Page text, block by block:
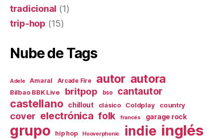
tradicional (1)
trip-hop (15)
Nube de Tags
Adele Amaral Arcade Fire autor autora
Bilbao BBK Live britpop bso cantautor
castellano chillout clásico Coldplay country
cover electrónica folk francés garage rock
grupo hip hop Hooverphonic indie inglés